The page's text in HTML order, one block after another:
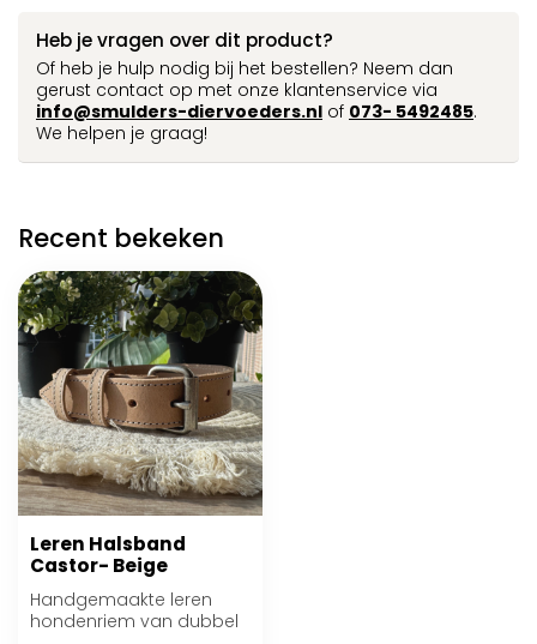
Heb je vragen over dit product?
Of heb je hulp nodig bij het bestellen? Neem dan
gerust contact op met onze klantenservice via
info@smulders-diervoeders.nl of 073- 5492485.
We helpen je graag!
Recent bekeken
Leren Halsband
Castor- Beige
Handgemaakte leren
hondenriem van dubbel